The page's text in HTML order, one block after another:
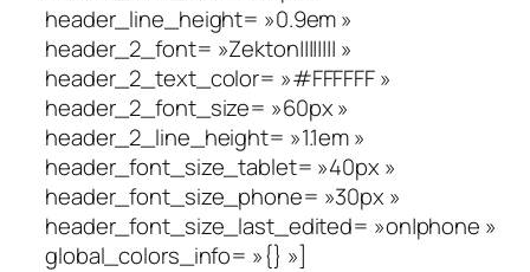
header_line_height= »0.9em »
header_2_font= »Zekton|||||||| »
header_2_text_color= »#FFFFFF »
header_2_font_size= »60px »
header_2_line_height= »1.1em »
header_font_size_tablet= »40px »
header_font_size_phone= »30px »
header_font_size_last_edited= »on|phone »
global_colors_info= »{} »]